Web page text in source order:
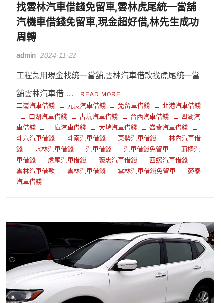
找雲林汽車借錢免留車,雲林虎尾統一當舖
汽機車借錢免留車,現金超好借,林先生成功
周轉
admin 2024-11-22
工程急用現金找統一當舖,雲林汽車借款找虎尾統一當
舖雲林汽車借 … READ MORE
二崙汽車借錢 元長汽車借錢 免留車借錢
北港汽車借錢
口湖汽車借錢
古坑汽車借錢 台西汽車借錢
四湖汽
車借錢
土庫汽車借錢 大埤汽車借錢
崙背汽車借錢
斗六汽車借錢
斗南汽車借錢 東勢汽車借錢
林內汽車借
錢
水林汽車借錢 汽車借錢 汽車借錢免留車
莿桐汽
車借錢
虎尾汽車借錢 褒忠汽車借錢
西螺汽車借錢
雲林汽車借款
雲林汽車借錢 雲林汽車借錢免留車
麥寮
汽車借錢